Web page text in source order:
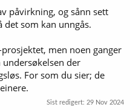
senere? I større bryggerier
der er det MYE HSA i
påvirkning, og sånn sett
det som kan unngås.
men noen ganger
der
For som du sier; de
Sist redigert: 29 Nov 2024